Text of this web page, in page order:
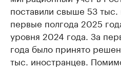
поставили свыше 53 тыс.
первые полгода 2025
уровня 2024 года. За
года было принято
тыс. иностранцев.